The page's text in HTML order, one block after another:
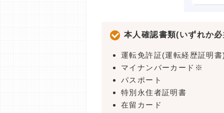
本人確認書類(いずれか
運転免許証(運転経歴証明
マイナンバーカード※
パスポート
特別永住者証明書
在留カード